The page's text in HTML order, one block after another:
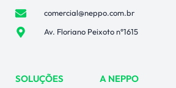
comercial@neppo.com.br
Av. Floriano Peixoto n°1615
SOLUÇÕES A NEPPO